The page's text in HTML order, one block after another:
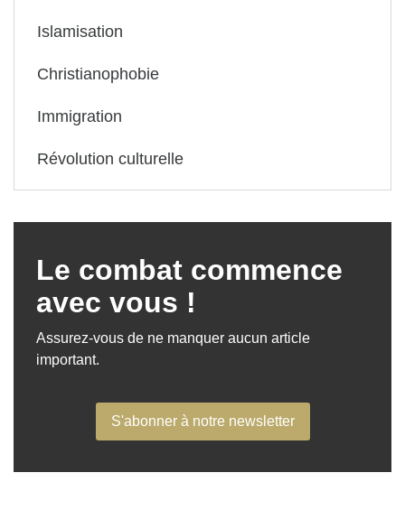
Islamisation
Christianophobie
Immigration
Révolution culturelle
Le combat commence
avec vous !
Assurez-vous de ne manquer aucun article
important.
S'abonner à notre newsletter